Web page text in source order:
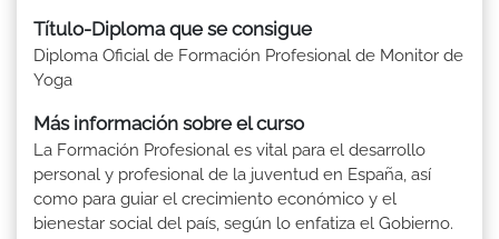
Título-Diploma que se consigue
Diploma Oficial de Formación Profesional de Monitor de
Yoga
Más información sobre el curso
La Formación Profesional es vital para el desarrollo
personal y profesional de la juventud en España, así
como para guiar el crecimiento económico y el
bienestar social del país, según lo enfatiza el Gobierno.